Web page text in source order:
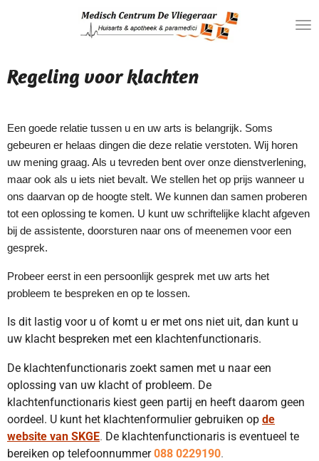
hoofdinhoud
Regeling voor klachten
Een goede relatie tussen u en uw arts is belangrijk. Soms
gebeuren er helaas dingen die deze relatie verstoten. Wij horen
uw mening graag. Als u tevreden bent over onze dienstverlening,
maar ook als u iets niet bevalt. We stellen het op prijs wanneer u
ons daarvan op de hoogte stelt. We kunnen dan samen proberen
tot een oplossing te komen. U kunt uw schriftelijke klacht afgeven
bij de assistente, doorsturen naar ons of meenemen voor een
gesprek.
Probeer eerst in een persoonlijk gesprek met uw arts het
probleem te bespreken en op te lossen.
Is dit lastig voor u of komt u er met ons niet uit, dan kunt u
uw klacht bespreken met een klachtenfunctionaris.
De klachtenfunctionaris zoekt samen met u naar een
oplossing van uw klacht of probleem. De
klachtenfunctionaris kiest geen partij en heeft daarom geen
oordeel. U kunt het klachtenformulier gebruiken op de
website van SKGE. De klachtenfunctionaris is eventueel te
bereiken op telefoonnummer088 0229190.